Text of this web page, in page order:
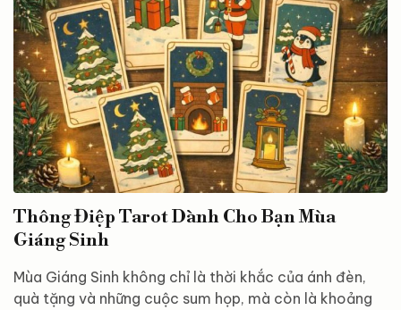
hội trong tình yêu Thông điệp hoặc lời khuyên từ vũ trụ
cho năm mới Lá 1 – Hiện trạng...
Thông Điệp Tarot Dành Cho Bạn Mùa
Giáng Sinh
Mùa Giáng Sinh không chỉ là thời khắc của ánh đèn,
quà tặng và những cuộc sum họp, mà còn là khoảng